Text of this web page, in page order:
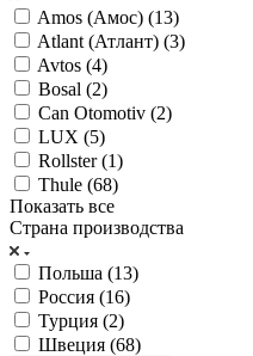
Amos (Амос) (13)
Atlant (Атлант) (3)
Avtos (4)
Bosal (2)
Can Otomotiv (2)
LUX (5)
Rollster (1)
Thule (68)
Показать все
Страна производства
Польша (13)
Россия (16)
Турция (2)
Швеция (68)